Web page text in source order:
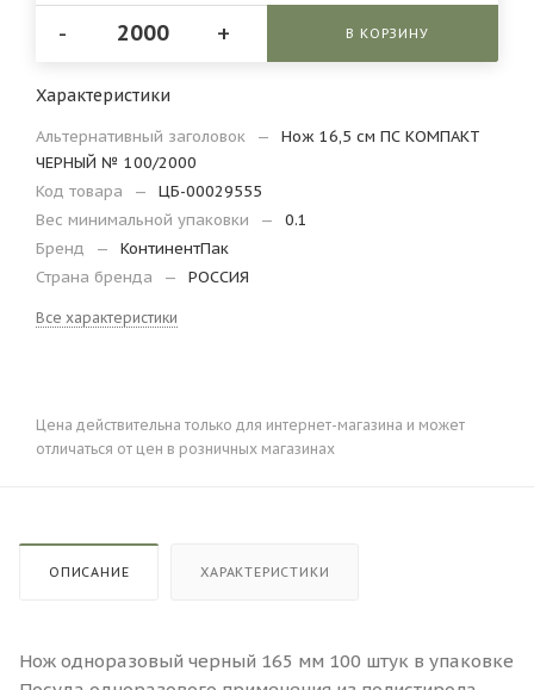
- + В КОРЗИНУ
Характеристики
Альтернативный заголовок —
Нож 16,5 см ПС КОМПАКТ
ЧЕРНЫЙ № 100/2000
Код товара
—
ЦБ-00029555
Вес минимальной упаковки
—
0.1
Бренд
—
КонтинентПак
Страна бренда
— РОССИЯ
Все характеристики
Цена действительна только для интернет-магазина и может
отличаться от цен в розничных магазинах
ОПИСАНИЕ ХАРАКТЕРИСТИКИ
Нож одноразовый черный 165 мм 100 штук в упаковке